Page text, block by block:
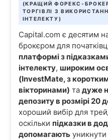
(КРАЩИЙ ФОРЕКС-
ТОРГІВЛІ З
ІНТЕЛЕКТУ)
Capital.com є десятим
брокєром для
платформі з
інтелекту, широким
(InvestMate, з
вікторинами) та дуже
депозиту в розмірі 20
хороший вибір для
оскільки підказки в
допомагаютьуникнути